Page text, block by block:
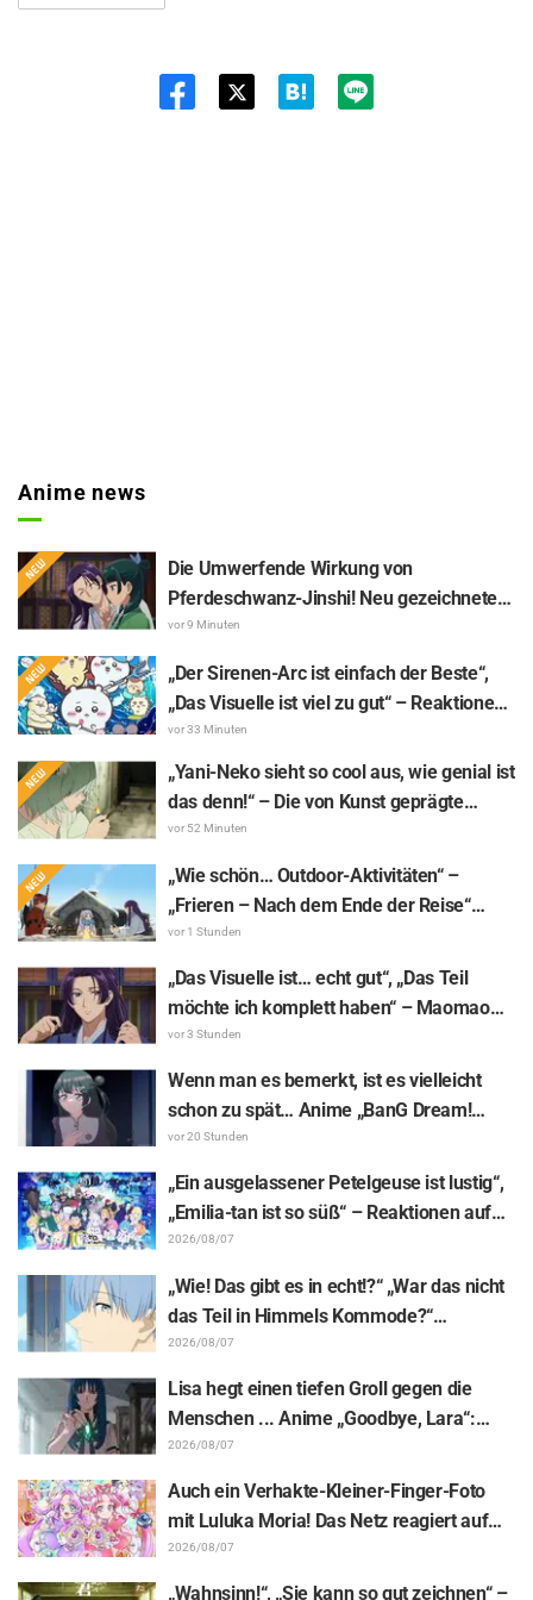
Anime news
Die Umwerfende Wirkung von
Pferdeschwanz-Jinshi! Neu gezeichnete
„Yukata-Illustration“ zum Sommer-Event
Reaktionen aus wie „Mein Herz hat
ungelogen einen Aussetzer gehabt“
vor 9 Minuten
„Der Sirenen-Arc ist einfach der Beste“,
„Das Visuelle ist viel zu gut“ – Reaktionen
auf „Chiikawa The Movie: The Secret of
the Mermaid Island“, der heute am 24.
Juli Premiere feiert
vor 33 Minuten
„Yani-Neko sieht so cool aus, wie genial ist
das denn!“ – Die von Kunst geprägte
„Chainsmoker Cat“-Illustration der „Blue
Period“-Autorin erntet Reaktionen wie
„Sie könnte glatt an der Geidai-
Kunsthochschule sein“
vor 52 Minuten
„Wie schön… Outdoor-Aktivitäten“ –
„Frieren – Nach dem Ende der Reise“
macht als „Makiwari-ren“ beim
Holzspalten auf dem Campingplatz von
sich reden, surrealer Weltanblick sorgt für
Reaktionen wie „Sie genießt wirklich
vor 1 Stunden
„Das Visuelle ist… echt gut“, „Das Teil
möchte ich komplett haben“ – Maomao
und Jinshi aus „The Apothecary Diaries
(movie)“ im Kinofilm-Outfit als
aufwendige Figuren umgesetzt
vor 3 Stunden
Wenn man es bemerkt, ist es vielleicht
schon zu spät… Anime „BanG Dream!
Yume∞Mita“ Episode 8, Inhaltsangabe
und Szenenbilder veröffentlicht
vor 20 Stunden
„Ein ausgelassener Petelgeuse ist lustig“,
„Emilia-tan ist so süß“ – Reaktionen auf
das enthüllte Visuelle zum Event
anlässlich des 10-jährigen Anime-
Jubiläums von „Re:ZERO -Starting Life in
2026/08/07
„Wie! Das gibt es in echt!?“ „War das nicht
das Teil in Himmels Kommode?“
Enthüllung des „Horns des Dunklen
Drachen“ aus Episode 1 von „Frieren –
Nach dem Ende der Reise“ versetzt Fans
2026/08/07
Lisa hegt einen tiefen Groll gegen die
Menschen ... Anime „Goodbye, Lara“:
Synopsis und Vorab-Screenshots zu Folge
6 veröffentlicht
2026/08/07
Auch ein Verhakte-Kleiner-Finger-Foto
mit Luluka Moria! Das Netz reagiert auf
den Bericht der Synchronsprecherin Nao
Tōyama vom Besuch der Dream Stage zu
2026/08/07
„Wahnsinn!“, „Sie kann so gut zeichnen“ –